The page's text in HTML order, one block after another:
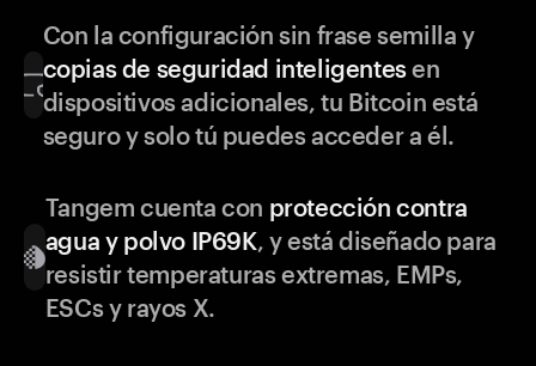
Con la configuración sin frase semilla y
copias de seguridad inteligentesen
dispositivos adicionales, tu Bitcoin está
seguro y solo tú puedes acceder a él.
Tangem cuenta con protección contra
agua y polvo IP69K, y está diseñado para
resistir temperaturas extremas, EMPs,
ESCs y rayos X.